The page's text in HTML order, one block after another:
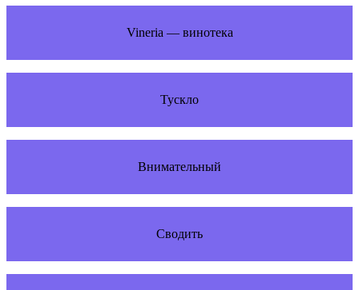
Vineria — винотека
Тускло
Внимательный
Сводить